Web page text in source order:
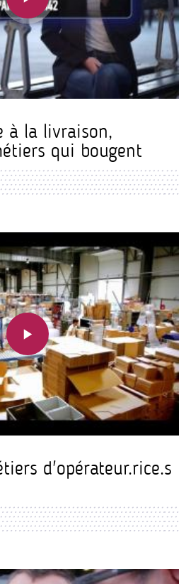
à la livraison,
qui bougent
d'opérateur.rice.s